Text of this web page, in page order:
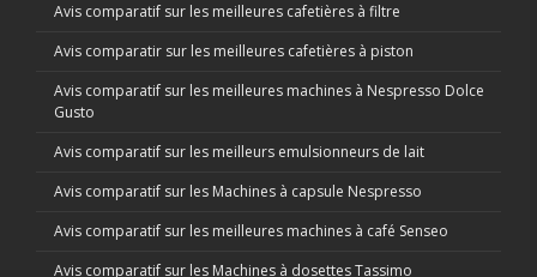
Avis comparatif sur les meilleures cafetières à filtre
Avis comparatir sur les meilleures cafetières à piston
Avis comparatif sur les meilleures machines à Nespresso Dolce
Gusto
Avis comparatif sur les meilleurs emulsionneurs de lait
Avis comparatif sur les Machines à capsule Nespresso
Avis comparatif sur les meilleures machines à café Senseo
Avis comparatif sur les Machines à dosettes Tassimo